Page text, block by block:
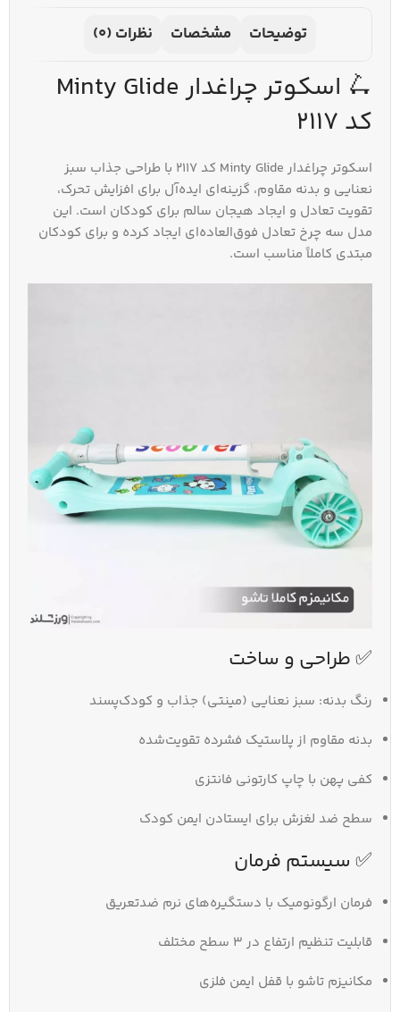
توضیحات مشخصات نظرات (0)
🛴 اسکوتر چراغدار Minty Glide
کد 2117
اسکوتر چراغدار Minty Glide کد 2117 با طراحی جذاب سبز
نعنایی و بدنه مقاوم، گزینه‌ای ایده‌آل برای افزایش تحرک،
تقویت تعادل و ایجاد هیجان سالم برای کودکان است. این
مدل سه چرخ تعادل فوق‌العاده‌ای ایجاد کرده و برای کودکان
مبتدی کاملاً مناسب است.
✅ طراحی و ساخت
رنگ بدنه: سبز نعنایی (مینتی) جذاب و کودک‌پسند
بدنه مقاوم از پلاستیک فشرده تقویت‌شده
کفی پهن با چاپ کارتونی فانتزی
سطح ضد لغزش برای ایستادن ایمن کودک
✅ سیستم فرمان
فرمان ارگونومیک با دستگیره‌های نرم ضدتعریق
قابلیت تنظیم ارتفاع در ۳ سطح مختلف
مکانیزم تاشو با قفل ایمن فلزی